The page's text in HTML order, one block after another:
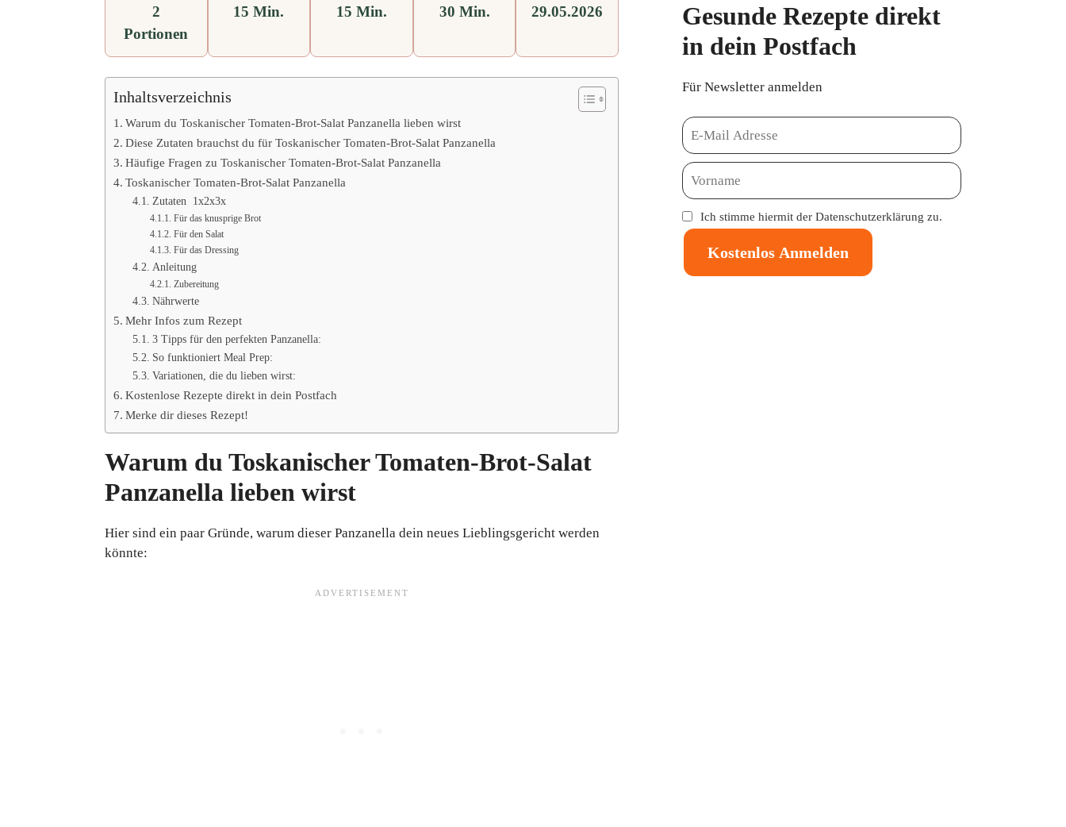
2
Portionen
15 Min. 15 Min. 30 Min. 29.05.2026
Inhaltsverzeichnis
Warum du Toskanischer Tomaten-Brot-Salat Panzanella lieben wirst
Diese Zutaten brauchst du für Toskanischer Tomaten-Brot-Salat Panzanella
Häufige Fragen zu Toskanischer Tomaten-Brot-Salat Panzanella
Toskanischer Tomaten-Brot-Salat Panzanella
Zutaten 1x2x3x
Für das knusprige Brot
Für den Salat
Für das Dressing
Anleitung
Zubereitung
Nährwerte
Mehr Infos zum Rezept
3 Tipps für den perfekten Panzanella:
So funktioniert Meal Prep:
Variationen, die du lieben wirst:
Kostenlose Rezepte direkt in dein Postfach
Merke dir dieses Rezept!
Warum du Toskanischer Tomaten-Brot-Salat
Panzanella lieben wirst
Hier sind ein paar Gründe, warum dieser Panzanella dein neues Lieblingsgericht werden
könnte:
Gesunde Rezepte direkt
in dein Postfach
Für Newsletter anmelden
Ich stimme hiermit der Datenschutzerklärung zu.
Kostenlos Anmelden